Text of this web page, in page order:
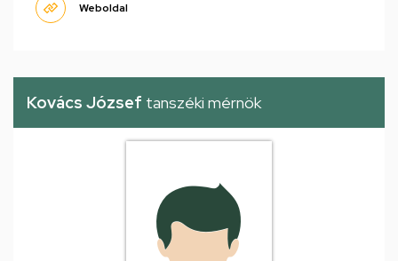
Weboldal
Kovács József tanszéki mérnök